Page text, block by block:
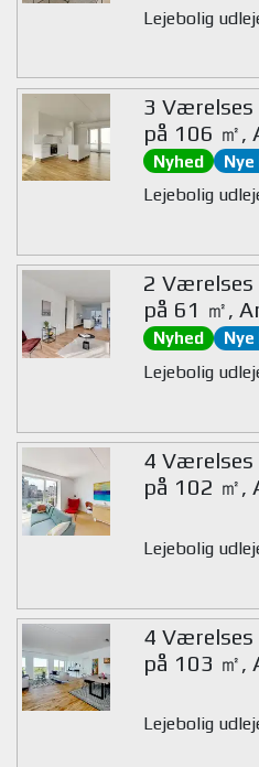
Lejebolig
3 Værelses
på 106 ㎡,
Nyhed
Lejebolig
2 Værelses
på 61 ㎡,
Nyhed
Lejebolig
4 Værelses
på 102 ㎡,
Lejebolig
4 Værelses
på 103 ㎡,
Lejebolig